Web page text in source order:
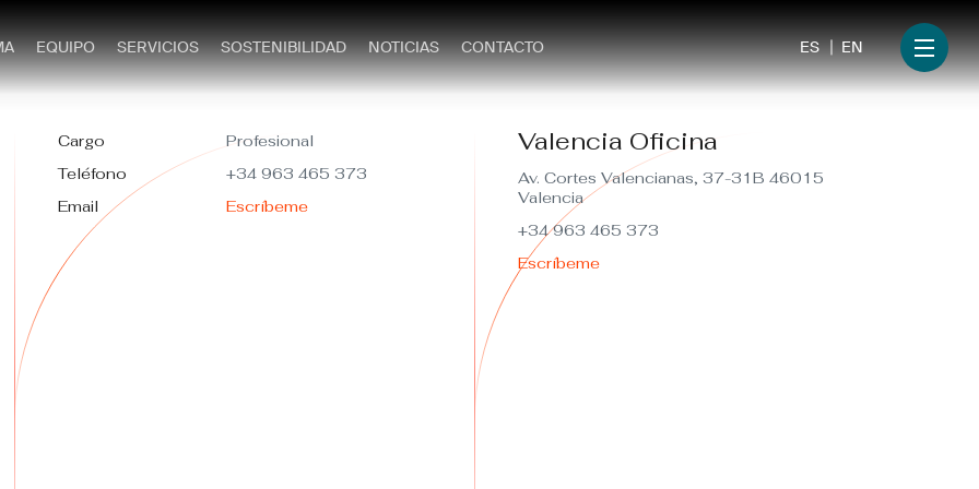
EQUIPO SERVICIOS SOSTENIBILIDAD NOTICIAS CONTACTO Menu
EN
ES
Cargo
Profesional
Teléfono
+34 963 465 373
Email
Escríbeme
Valencia Oficina
Av. Cortes Valencianas, 37-31B 46015
Valencia
+34 963 465 373
Escríbeme